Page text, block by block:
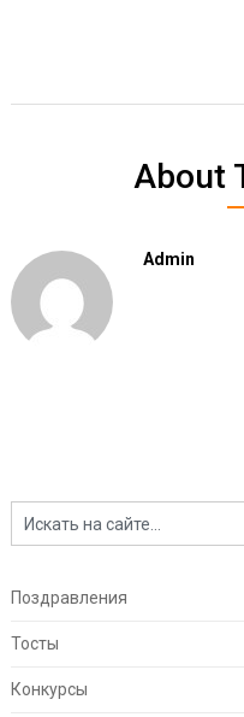
About
Admin
Поздравления
Тосты
Конкурсы